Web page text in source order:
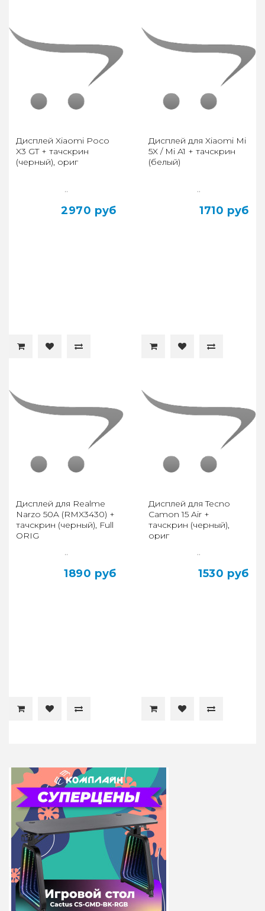
Дисплей Xiaomi Poco
X3 GT + тачскрин
(черный), ориг
..
2970 руб
Дисплей для Xiaomi Mi
5X / Mi A1 + тачскрин
(белый)
..
1710 руб
Дисплей для Realme
Narzo 50A (RMX3430) +
тачскрин (черный), Full
ORIG
..
1890 руб
Дисплей для Tecno
Camon 15 Air +
тачскрин (черный),
ориг
..
1530 руб